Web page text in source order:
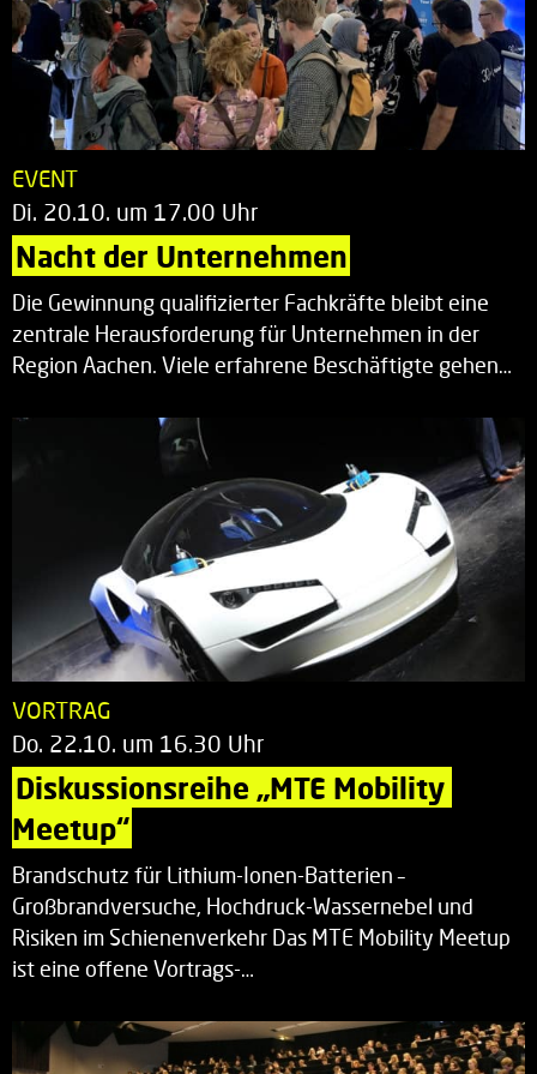
EVENT
Di. 20.10. um 17.00 Uhr
Nacht der Unternehmen
Die Gewinnung qualifizierter Fachkräfte bleibt eine
zentrale Herausforderung für Unternehmen in der
Region Aachen. Viele erfahrene Beschäftigte gehen…
VORTRAG
Do. 22.10. um 16.30 Uhr
Diskussionsreihe „MTE Mobility
Meetup“
Brandschutz für Lithium-Ionen-Batterien –
Großbrandversuche, Hochdruck-Wassernebel und
Risiken im Schienenverkehr Das MTE Mobility Meetup
ist eine offene Vortrags-…